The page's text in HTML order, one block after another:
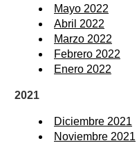
Mayo 2022
Abril 2022
Marzo 2022
Febrero 2022
Enero 2022
2021
Diciembre 2021
Noviembre 2021